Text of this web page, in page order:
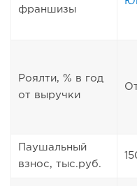
франшизы
Роялти, % в год
от выручки
Паушальный
взнос, тыс.руб.